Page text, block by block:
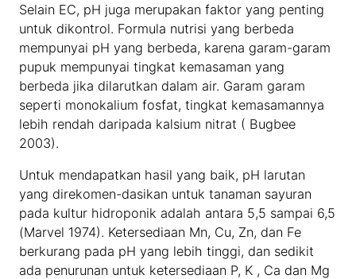
Selain EC, pH juga merupakan faktor yang penting
untuk dikontrol. Formula nutrisi yang berbeda
mempunyai pH yang berbeda, karena garam-garam
pupuk mempunyai tingkat kemasaman yang
berbeda jika dilarutkan dalam air. Garam garam
seperti monokalium fosfat, tingkat kemasamannya
lebih rendah daripada kalsium nitrat ( Bugbee
2003).
Untuk mendapatkan hasil yang baik, pH larutan
yang direkomen-dasikan untuk tanaman sayuran
pada kultur hidroponik adalah antara 5,5 sampai 6,5
(Marvel 1974). Ketersediaan Mn, Cu, Zn, dan Fe
berkurang pada pH yang lebih tinggi, dan sedikit
ada penurunan untuk ketersediaan P, K , Ca dan Mg